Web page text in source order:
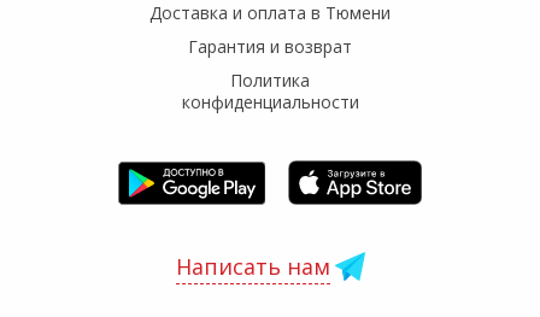
Доставка и оплата в Тюмени
Гарантия и возврат
Политика
конфиденциальности
Написать нам